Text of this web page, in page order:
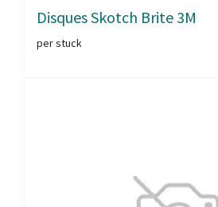
Disques Skotch Brite 3M
per stuck